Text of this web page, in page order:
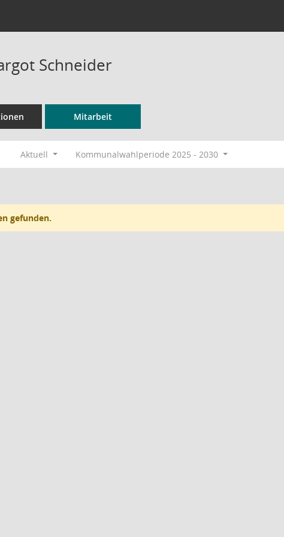
Schneider
Mitarbeit
Aktuell Kommunalwahlperiode 2025 - 2030
gefunden.